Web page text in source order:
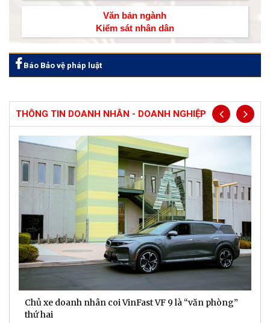
Văn bản ngành
Kiểm sát nhân dân
Báo Bảo vệ pháp luật
THÔNG TIN DOANH NHÂN - DOANH NGHIỆP
Chủ xe doanh nhân coi VinFast VF 9 là “văn phòng”
thứ hai